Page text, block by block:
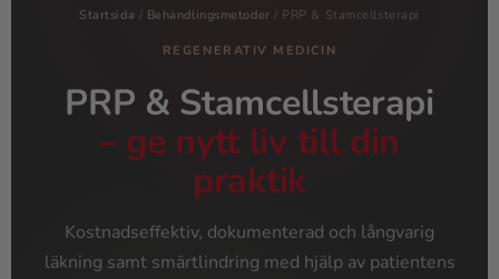
Startsida / Behandlingsmetoder / PRP & Stamcellsterapi
REGENERATIV MEDICIN
PRP & Stamcellsterapi
– ge nytt liv till din
praktik
Kostnadseffektiv, dokumenterad och långvarig
läkning samt smärtlindring med hjälp av patientens